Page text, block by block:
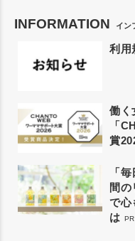
INFORMATION イン
利用
働く
「
賞
「
間
で心
は PR